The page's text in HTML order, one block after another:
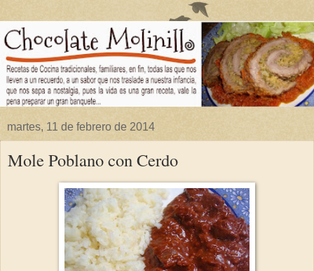
martes, 11 de febrero de 2014
Mole Poblano con Cerdo